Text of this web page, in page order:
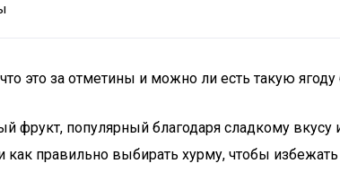
это за отметины и можно ли есть такую ягоду
фрукт, популярный благодаря сладкому
как правильно выбирать хурму, чтобы